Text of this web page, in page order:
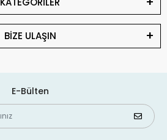
BİZE ULAŞIN
E-Bülten